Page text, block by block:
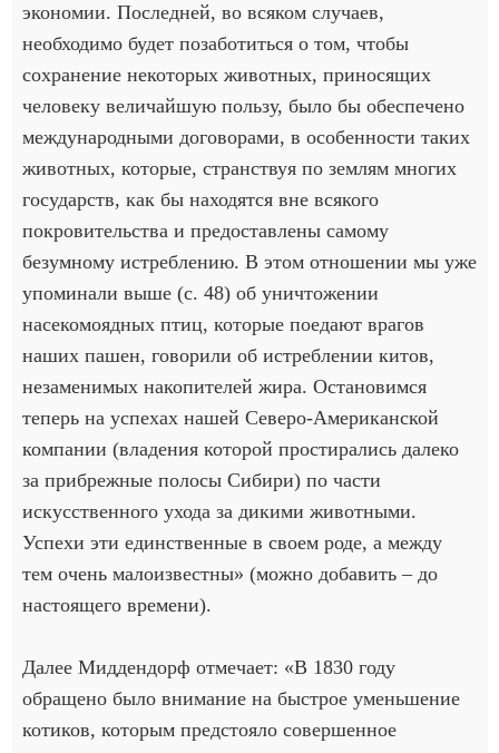
экономии. Последней, во всяком случаев,
необходимо будет позаботиться о том, чтобы
сохранение некоторых животных, приносящих
человеку величайшую пользу, было бы обеспечено
международными договорами, в особенности таких
животных, которые, странствуя по землям многих
государств, как бы находятся вне всякого
покровительства и предоставлены самому
безумному истреблению. В этом отношении мы уже
упоминали выше (с. 48) об уничтожении
насекомоядных птиц, которые поедают врагов
наших пашен, говорили об истреблении китов,
незаменимых накопителей жира. Остановимся
теперь на успехах нашей Северо-Американской
компании (владения которой простирались далеко
за прибрежные полосы Сибири) по части
искусственного ухода за дикими животными.
Успехи эти единственные в своем роде, а между
тем очень малоизвестны» (можно добавить – до
настоящего времени).
Далее Миддендорф отмечает: «В 1830 году
обращено было внимание на быстрое уменьшение
котиков, которым предстояло совершенное